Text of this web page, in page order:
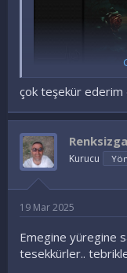
çok teşekür ederim
Kurucu
19 Mar 2025
Emegine yüregine
tesekkürler..